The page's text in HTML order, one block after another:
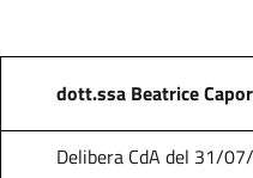
dott.ssa Beatrice
Delibera CdA del 31/